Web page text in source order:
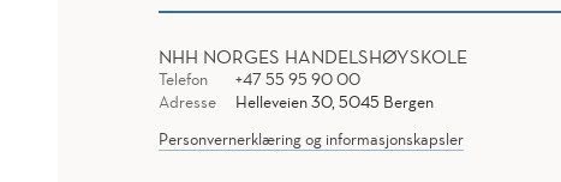
NHH NORGES HANDELSHØYSKOLE
Telefon
+47 55 95 90 00
Adresse
Helleveien 30, 5045 Bergen
Personvernerklæring og informasjonskapsler